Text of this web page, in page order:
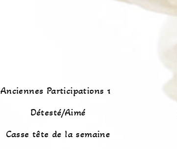
Anciennes Participations 1
Détesté/Aimé
Casse tête de la semaine